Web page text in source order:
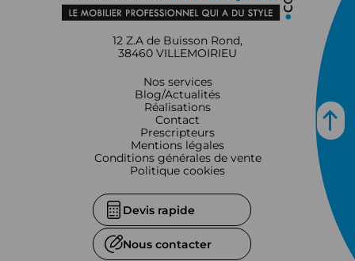
Devis rapide
Nous contacter
Nos services
Blog/Actualités
Réalisations
Contact
Prescripteurs
Mentions légales
Conditions générales de vente
Politique cookies
12 Z.A de Buisson Rond,
38460 VILLEMOIRIEU